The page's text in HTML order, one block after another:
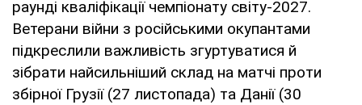
раунді кваліфікації чемпіонату світу-2027.
Ветерани війни з російськими окупантами
підкреслили важливість згуртуватися й
зібрати найсильніший склад на матчі проти
збірної Грузії (27 листопада) та Данії (30